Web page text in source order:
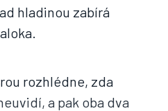
hladinou zabírá
rozhlédne, zda
a pak oba dva